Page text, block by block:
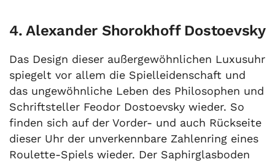
4. Alexander Shorokhoff Dostoevsky
Das Design dieser außergewöhnlichen Luxusuhr
spiegelt vor allem die Spielleidenschaft und
das ungewöhnliche Leben des Philosophen und
Schriftsteller Feodor Dostoevsky wieder. So
finden sich auf der Vorder- und auch Rückseite
dieser Uhr der unverkennbare Zahlenring eines
Roulette-Spiels wieder. Der Saphirglasboden